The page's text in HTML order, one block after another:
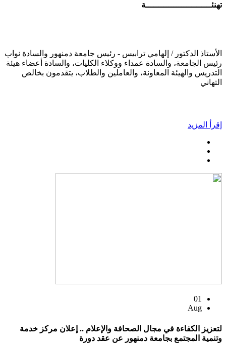
تهنئــــــــــــــــــــــــــة
الأستاذ الدكتور / إلهامي ترابيس - رئيس جامعة دمنهور والسادة نواب
رئيس الجامعة، والسادة عمداء ووكلاء الكليات، والسادة أعضاء هيئة
التدريس والهيئة المعاونة، والعاملين والطلاب، يتقدمون بخالص
التهاني
إقرأ المزيد
01
Aug
لتعزيز الكفاءة في مجال الصحافة والإعلام .. إعلان مركز خدمة
وتنمية المجتمع بجامعة دمنهور عن عقد دورة